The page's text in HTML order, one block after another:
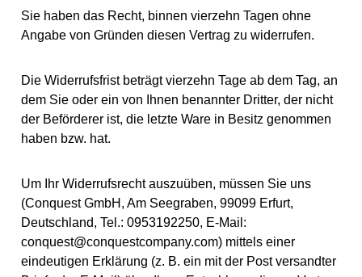
Sie haben das Recht, binnen vierzehn Tagen ohne
Angabe von Gründen diesen Vertrag zu widerrufen.
Die Widerrufsfrist beträgt vierzehn Tage ab dem Tag, an
dem Sie oder ein von Ihnen benannter Dritter, der nicht
der Beförderer ist, die letzte Ware in Besitz genommen
haben bzw. hat.
Um Ihr Widerrufsrecht auszuüben, müssen Sie uns
(Conquest GmbH, Am Seegraben, 99099 Erfurt,
Deutschland, Tel.: 0953192250, E-Mail:
conquest@conquestcompany.com) mittels einer
eindeutigen Erklärung (z. B. ein mit der Post versandter